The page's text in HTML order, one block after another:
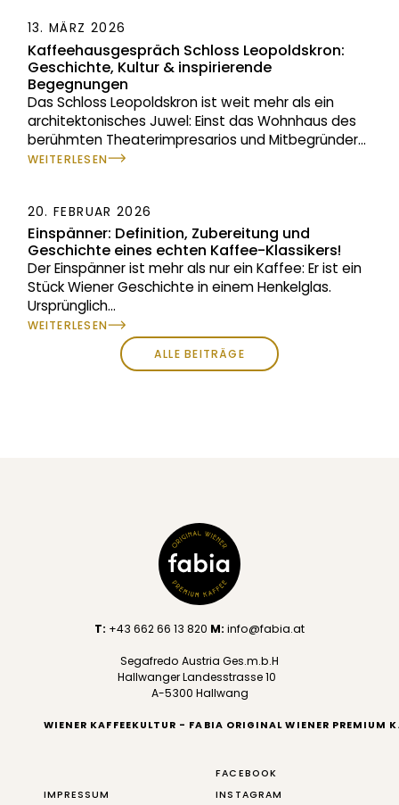
13. MÄRZ 2026
Kaffeehausgespräch Schloss Leopoldskron:
Geschichte, Kultur & inspirierende
Begegnungen
Das Schloss Leopoldskron ist weit mehr als ein
architektonisches Juwel: Einst das Wohnhaus des
berühmten Theaterimpresarios und Mitbegründer...
WEITERLESEN
20. FEBRUAR 2026
Einspänner: Definition, Zubereitung und
Geschichte eines echten Kaffee-Klassikers!
Der Einspänner ist mehr als nur ein Kaffee: Er ist ein
Stück Wiener Geschichte in einem Henkelglas.
Ursprünglich...
WEITERLESEN
ALLE BEITRÄGE
T: +43 662 66 13 820 M: info@fabia.at
Segafredo Austria Ges.m.b.H
Hallwanger Landesstrasse 10
A-5300 Hallwang
WIENER KAFFEEKULTUR - FABIA ORIGINAL WIENER PREMIUM
IMPRESSUM
FACEBOOK
INSTAGRAM